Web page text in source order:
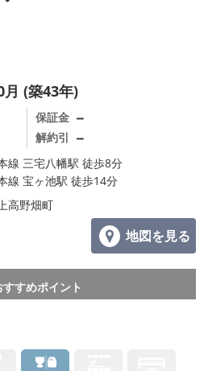
月 (築43年)
保証金 －
解約引 －
線 三宅八幡駅 徒歩8分
線 宝ヶ池駅 徒歩14分
高野畑町
地図を見る
すすめポイント